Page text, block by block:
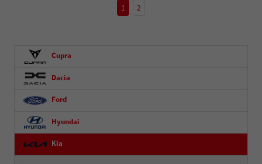
1 2
Cupra
Dacia
Ford
Hyundai
Kia